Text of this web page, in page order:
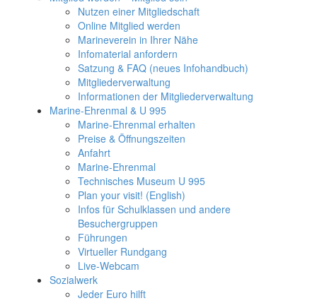
Nutzen einer Mitgliedschaft
Online Mitglied werden
Marineverein in Ihrer Nähe
Infomaterial anfordern
Satzung & FAQ (neues Infohandbuch)
Mitgliederverwaltung
Informationen der Mitgliederverwaltung
Marine-Ehrenmal & U 995
Marine-Ehrenmal erhalten
Preise & Öffnungszeiten
Anfahrt
Marine-Ehrenmal
Technisches Museum U 995
Plan your visit! (English)
Infos für Schulklassen und andere
Besuchergruppen
Führungen
Virtueller Rundgang
Live-Webcam
Sozialwerk
Jeder Euro hilft